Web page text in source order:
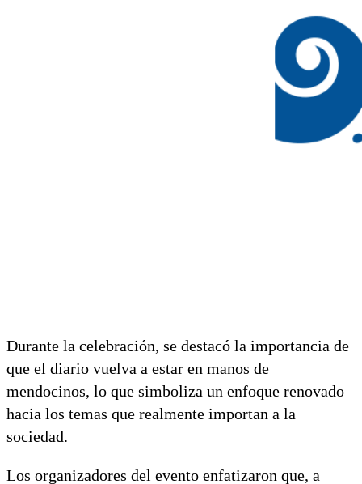
Durante la celebración, se destacó la importancia de
que el diario vuelva a estar en manos de
mendocinos, lo que simboliza un enfoque renovado
hacia los temas que realmente importan a la
sociedad.
Los organizadores del evento enfatizaron que, a